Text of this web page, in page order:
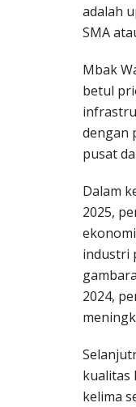
adalah
SMA
Mbak
betul
dengan
pusat
Dalam
2025,
industri
2024,
kualitas
kelima